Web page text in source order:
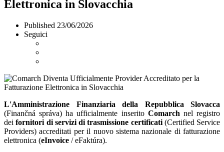
Elettronica in Slovacchia
Published 23/06/2026
Seguici
L'Amministrazione Finanziaria della Repubblica Slovacca
(Finančná správa) ha ufficialmente inserito Comarch nel registro
dei fornitori di servizi di trasmissione certificati(Certified Service
Providers) accreditati per il nuovo sistema nazionale di fatturazione
elettronica (eInvoice / eFaktúra).